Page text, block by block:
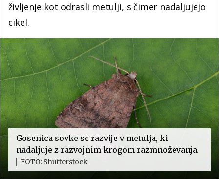
življenje kot odrasli metulji, s čimer nadaljujejo
cikel.
Gosenica sovke se razvije v metulja, ki
nadaljuje z razvojnim krogom razmnoževanja.
FOTO: Shutterstock